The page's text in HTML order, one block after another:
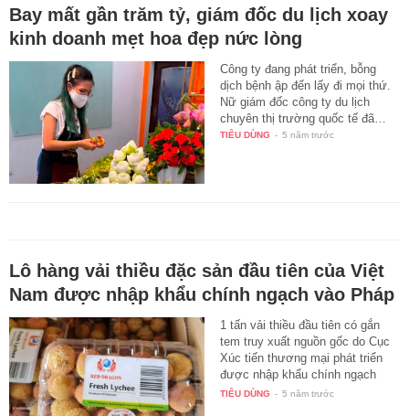
Bay mất gần trăm tỷ, giám đốc du lịch xoay
kinh doanh mẹt hoa đẹp nức lòng
Công ty đang phát triển, bỗng
dịch bệnh ập đến lấy đi mọi thứ.
Nữ giám đốc công ty du lịch
chuyên thị trường quốc tế đã…
TIÊU DÙNG - 5 năm trước
Lô hàng vải thiều đặc sản đầu tiên của Việt
Nam được nhập khẩu chính ngạch vào Pháp
1 tấn vải thiều đầu tiên có gắn
tem truy xuất nguồn gốc do Cục
Xúc tiến thương mại phát triển
được nhập khẩu chính ngạch
qua…
TIÊU DÙNG - 5 năm trước